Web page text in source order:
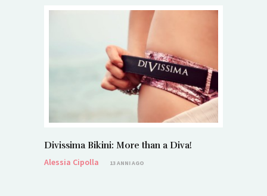
Divissima Bikini: More than a Diva!
Alessia Cipolla
13 ANNI AGO